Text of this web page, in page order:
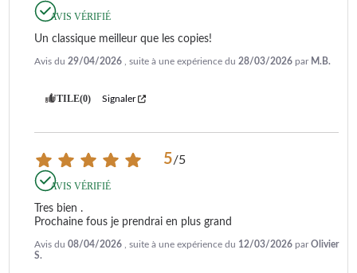
AVIS VÉRIFIÉ
Un classique meilleur que les copies!
Avis du 29/04/2026 , suite à une expérience du 28/03/2026 par M.B.
UTILE(0) Signaler
5/5
AVIS VÉRIFIÉ
Tres bien .
Prochaine fous je prendrai en plus grand
Avis du 08/04/2026 , suite à une expérience du 12/03/2026 parOlivier
S.